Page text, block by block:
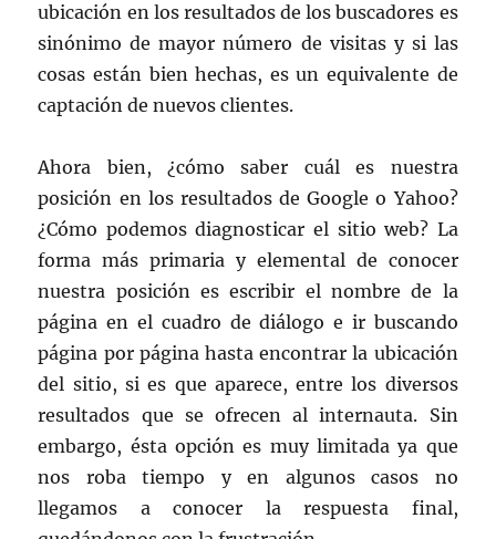
ubicación en los resultados de los buscadores es
sinónimo de mayor número de visitas y si las
cosas están bien hechas, es un equivalente de
captación de nuevos clientes.
Ahora bien, ¿cómo saber cuál es nuestra
posición en los resultados de Google o Yahoo?
¿Cómo podemos diagnosticar el sitio web? La
forma más primaria y elemental de conocer
nuestra posición es escribir el nombre de la
página en el cuadro de diálogo e ir buscando
página por página hasta encontrar la ubicación
del sitio, si es que aparece, entre los diversos
resultados que se ofrecen al internauta. Sin
embargo, ésta opción es muy limitada ya que
nos roba tiempo y en algunos casos no
llegamos a conocer la respuesta final,